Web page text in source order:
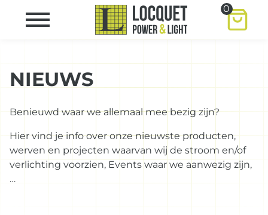
0
NIEUWS
Benieuwd waar we allemaal mee bezig zijn?
Hier vind je info over onze nieuwste producten,
werven en projecten waarvan wij de stroom en/of
verlichting voorzien, Events waar we aanwezig zijn,
…